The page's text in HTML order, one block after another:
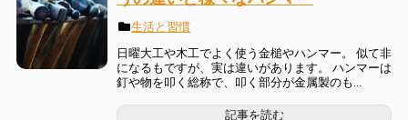
生活と習慣
日曜大工や木工でよく使う金槌やハンマー。 似て非
になるもですが、実は違いがあります。 ハンマーは
釘や物を叩く総称で、叩く部分が金属製のも...
記事を読む